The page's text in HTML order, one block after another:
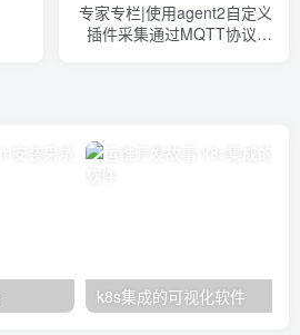
专家专栏|使用agent2自定义
插件采集通过MQTT协议发
k8s集成的可视化软件